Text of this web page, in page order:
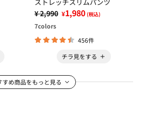
¥ 2,990 ¥1,980 (税込)
7colors
456件
チラ見をする
すめ商品をもっと見る